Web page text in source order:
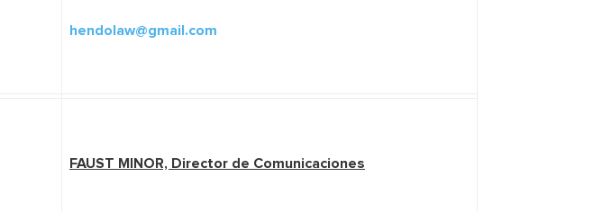
hendolaw@gmail.com
FAUST MINOR, Director de Comunicaciones